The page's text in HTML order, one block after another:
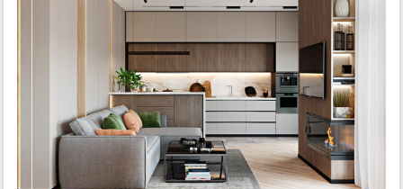
Email: hotline@bdstanlong.vn
Website: ngoaigiaodoanhanoi.com
Cho thuê căn hộ tòa CT1A KĐT Nghĩa Đô